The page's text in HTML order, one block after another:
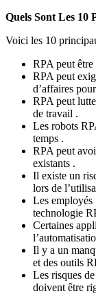
Quels Sont Les 10
Voici les 10
RPA peut
RPA peut
d’affaires
RPA peut
de travail .
Les robots
temps .
RPA peut
existants .
Il existe un
lors de
Les employés
technologie
Certaines
Il y a un
et des outils
Les risques
doivent être